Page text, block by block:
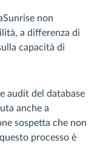
non
a differenza di
capacità di
audit del database
anche a
sospetta che non
processo è